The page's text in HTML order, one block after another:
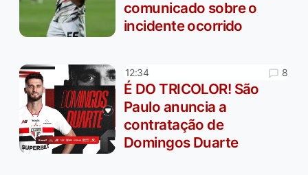
comunicado sobre o
incidente ocorrido
12:34 8
É DO TRICOLOR! São
Paulo anuncia a
contratação de
Domingos Duarte